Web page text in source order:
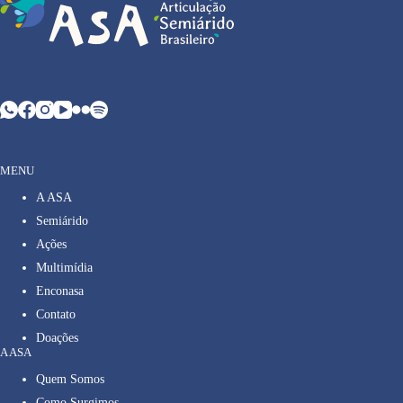
MENU
A ASA
Semiárido
Ações
Multimídia
Enconasa
Contato
Doações
A ASA
Quem Somos